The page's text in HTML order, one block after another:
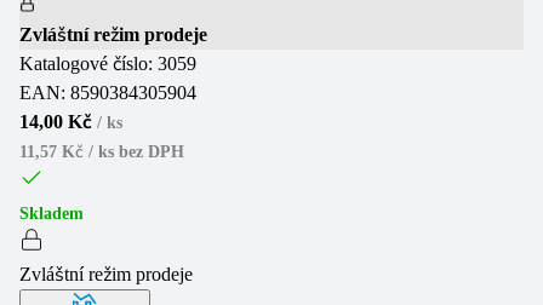
Zvláštní režim prodeje
Katalogové číslo: 3059
EAN: 8590384305904
14,00 Kč / ks
11,57 Kč / ks bez DPH
Skladem
Zvláštní režim prodeje